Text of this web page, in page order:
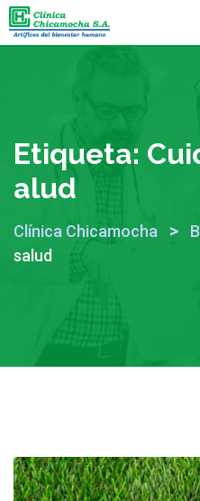
Skip
to
Etiqueta:
Alud
Clínica Chicamocha >
salud